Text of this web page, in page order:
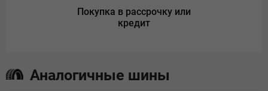
Покупка в рассрочку или
кредит
Аналогичные шины